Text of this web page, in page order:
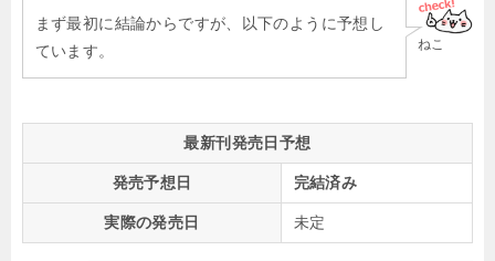
ねこ
まず最初に結論からですが、以下のように予想し
ています。
最新刊発売日予想
発売予想日 完結済み
実際の発売日 未定